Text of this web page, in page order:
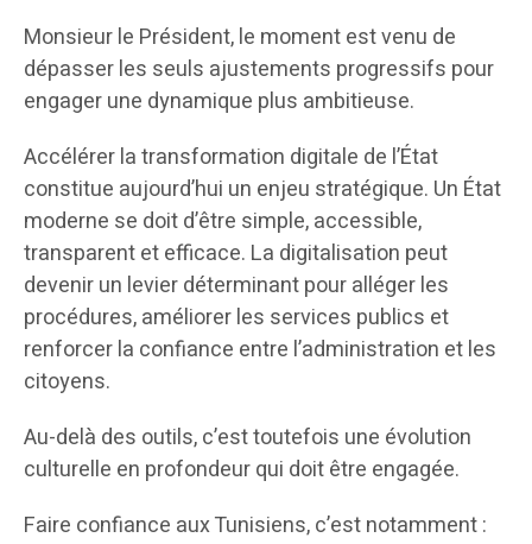
Monsieur le Président, le moment est venu de
dépasser les seuls ajustements progressifs pour
engager une dynamique plus ambitieuse.
Accélérer la transformation digitale de l’État
constitue aujourd’hui un enjeu stratégique. Un État
moderne se doit d’être simple, accessible,
transparent et efficace. La digitalisation peut
devenir un levier déterminant pour alléger les
procédures, améliorer les services publics et
renforcer la confiance entre l’administration et les
citoyens.
Au-delà des outils, c’est toutefois une évolution
culturelle en profondeur qui doit être engagée.
Faire confiance aux Tunisiens, c’est notamment :